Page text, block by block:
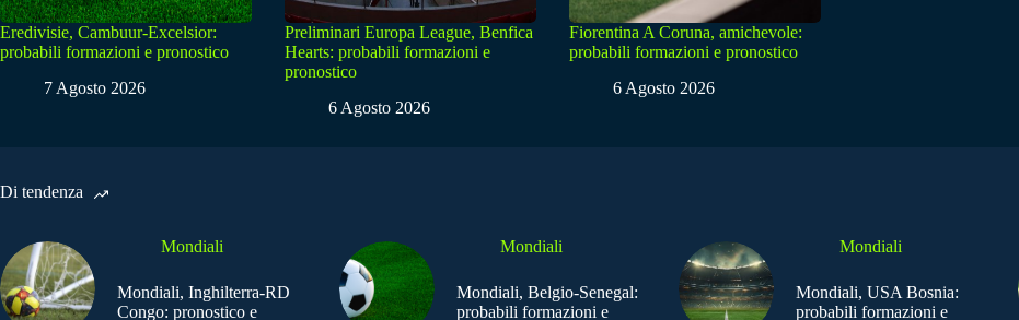
Eredivisie, Cambuur-Excelsior:
probabili formazioni e pronostico
7 Agosto 2026
Preliminari Europa League, Benfica
Hearts: probabili formazioni e
pronostico
6 Agosto 2026
Fiorentina A Coruna, amichevole:
probabili formazioni e pronostico
6 Agosto 2026
Di tendenza
Mondiali
Mondiali, Inghilterra-RD
Congo: pronostico e
Mondiali
Mondiali, Belgio-Senegal:
probabili formazioni e
Mondiali
Mondiali, USA Bosnia:
probabili formazioni e